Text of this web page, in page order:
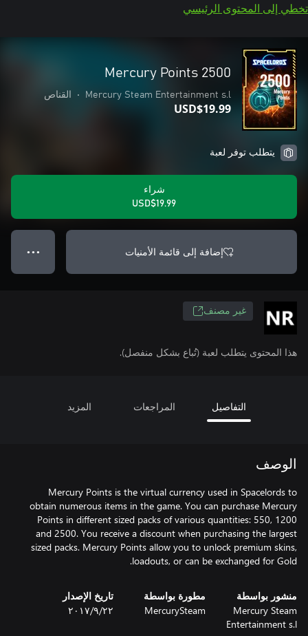
تخطي إلى المحتوى الرئيسي
2500 Mercury Points
Mercury Steam Entertainment s.l
• القناص
USD$19.99
يتطلب توفر لعبة
شراء
USD$19.99
إضافة إلى قائمة الأمنيات ● ● ●
غير مصنف
هذا المحتوى يتطلب لعبة (تُباع بشكل منفصل).
التفاصيل المراجعات المزيد
الوصف
Mercury Points is the virtual currency used in Spacelords to
obtain numerous items in the game. You can purchase Mercury
Points in different sized packs of various quantities: 550, 1200
and 2500. You receive a discount when purchasing the largest
sized packs. Mercury Points allow you to unlock premium skins,
loadouts, or can be exchanged for Gold.
منشور بواسطة
Mercury Steam
Entertainment s.l
مطورة بواسطة
MercurySteam
تاريخ الإصدار
٢٢‏/٩‏/٢٠١٧